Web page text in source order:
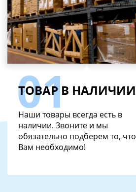
ТОВАР В НАЛИЧИИ
Наши товары всегда есть в
наличии. Звоните и мы
обязательно подберем то, что
Вам необходимо!